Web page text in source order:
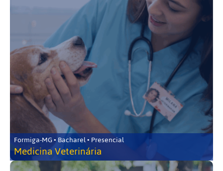
Formiga-MG • Bacharel • Presencial
Medicina Veterinária